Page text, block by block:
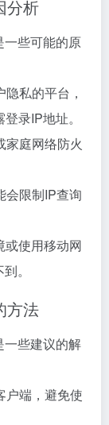
分析
一些可能的原
私的平台，
录IP地址。
家庭网络防火
会限制IP查询
或使用移动网
。
方法
一些建议的解
户端，避免使